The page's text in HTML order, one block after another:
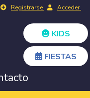
Registrarse Acceder
KIDS
FIESTAS